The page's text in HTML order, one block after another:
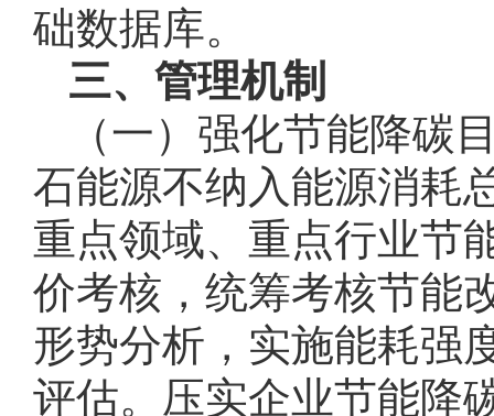
础数据库。
三、管理机制
（一）强化节能降碳
石能源不纳入能源消耗
重点领域、重点行业节
价考核，统筹考核节能
形势分析，实施能耗强
评估。压实企业节能降